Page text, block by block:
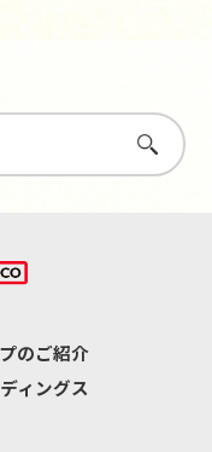
さがす
のご紹介
ィングス